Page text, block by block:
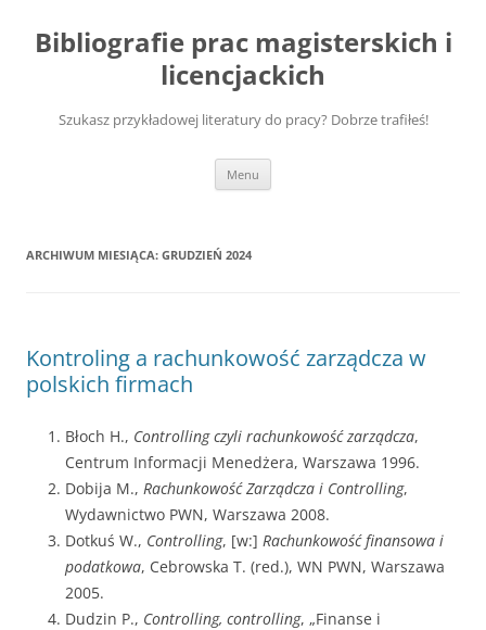
treści
Bibliografie prac magisterskich i
licencjackich
Szukasz przykładowej literatury do pracy? Dobrze trafiłeś!
Menu
ARCHIWUM MIESIĄCA: GRUDZIEŃ 2024
Kontroling a rachunkowość zarządcza w
polskich firmach
Błoch H., Controlling czyli rachunkowość zarządcza,
Centrum Informacji Menedżera, Warszawa 1996.
Dobija M., Rachunkowość Zarządcza i Controlling,
Wydawnictwo PWN, Warszawa 2008.
Dotkuś W., Controlling, [w:] Rachunkowość finansowa i
podatkowa, Cebrowska T. (red.), WN PWN, Warszawa
2005.
Dudzin P., Controlling, controlling, „Finanse i